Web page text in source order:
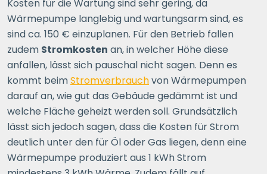
Kosten für die Wartung sind sehr gering, da
Wärmepumpe langlebig und wartungsarm sind, es
sind ca. 150 € einzuplanen. Für den Betrieb fallen
zudem Stromkosten an, in welcher Höhe diese
anfallen, lässt sich pauschal nicht sagen. Denn es
kommt beimStromverbrauchvon Wärmepumpen
darauf an, wie gut das Gebäude gedämmt ist und
welche Fläche geheizt werden soll. Grundsätzlich
lässt sich jedoch sagen, dass die Kosten für Strom
deutlich unter den für Öl oder Gas liegen, denn eine
Wärmepumpe produziert aus 1 kWh Strom